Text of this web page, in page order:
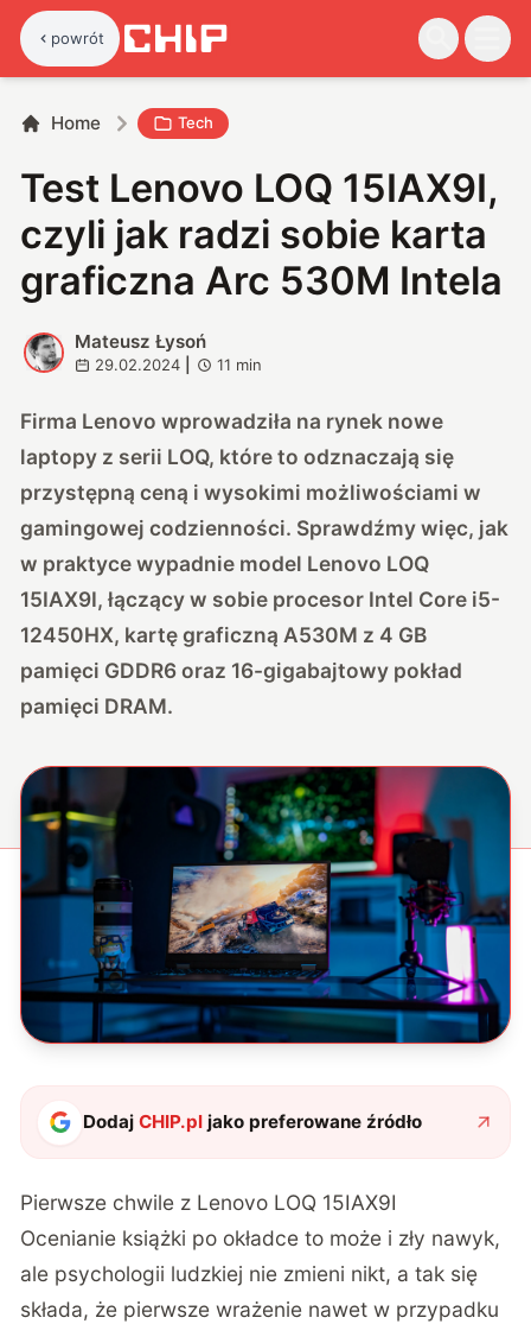
powrót
Home Tech
Test Lenovo LOQ 15IAX9I,
czyli jak radzi sobie karta
graficzna Arc 530M Intela
M
Mateusz Łysoń
29.02.2024 11 min
Firma Lenovo wprowadziła na rynek nowe
laptopy z serii LOQ, które to odznaczają się
przystępną ceną i wysokimi możliwościami w
gamingowej codzienności. Sprawdźmy więc, jak
w praktyce wypadnie model Lenovo LOQ
15IAX9I, łączący w sobie procesor Intel Core i5-
12450HX, kartę graficzną A530M z 4 GB
pamięci GDDR6 oraz 16-gigabajtowy pokład
pamięci DRAM.
DodajCHIP.pl jako preferowane źródło
Pierwsze chwile z Lenovo LOQ 15IAX9I
Ocenianie książki po okładce to może i zły nawyk,
ale psychologii ludzkiej nie zmieni nikt, a tak się
składa, że pierwsze wrażenie nawet w przypadku